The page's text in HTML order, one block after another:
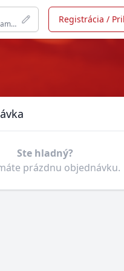
Registrácia /
Ste hladný?
prázdnu objednávku.